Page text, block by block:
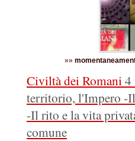
»»
Civiltà dei Romani4
territorio, l'Impero -
-Il rito e la vita
comune